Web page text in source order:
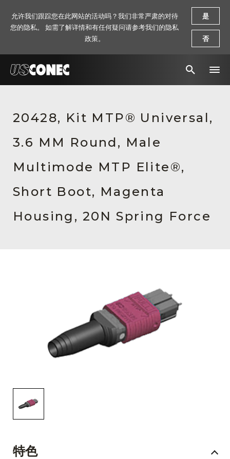
解决方案
产品
资源
关于我们
20428, Kit MTP® Universal,
3.6 MM Round, Male
Multimode MTP Elite®,
Short Boot, Magenta
Housing, 20N Spring Force
特色
允许我们跟踪您在此网站的活动吗？我们非常严肃的对待
您的隐私。 如需了解详情和有任何疑问请参考我们的隐私
政策。
是
否